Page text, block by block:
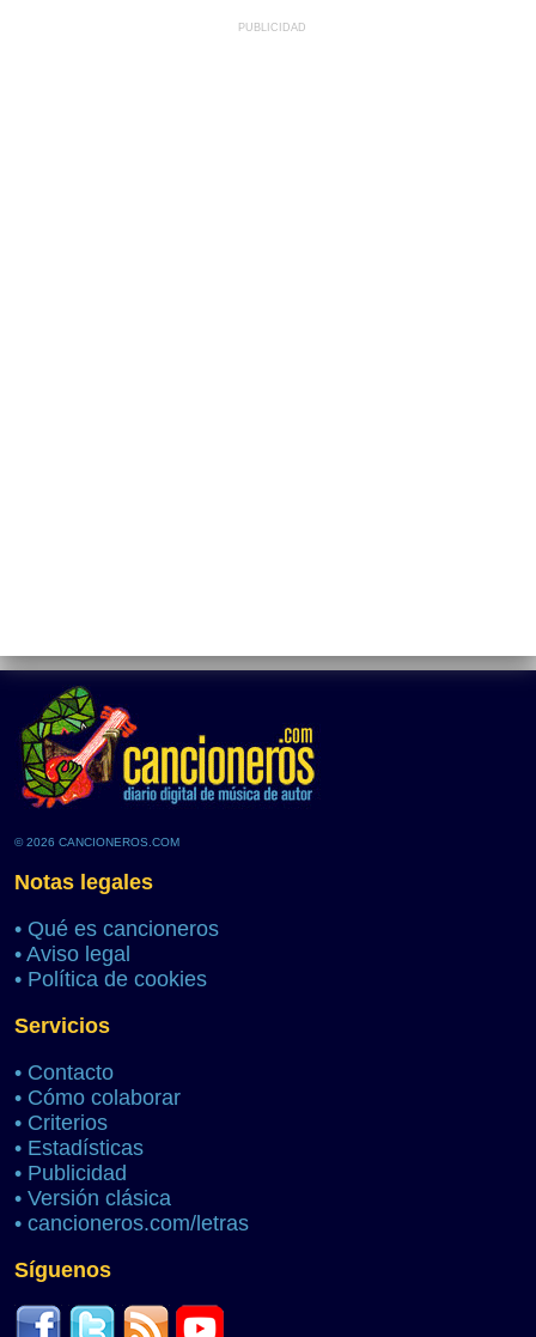
PUBLICIDAD
© 2026 CANCIONEROS.COM
Notas legales
• Qué es cancioneros
• Aviso legal
• Política de cookies
Servicios
• Contacto
• Cómo colaborar
• Criterios
• Estadísticas
• Publicidad
• Versión clásica
• cancioneros.com/letras
Síguenos